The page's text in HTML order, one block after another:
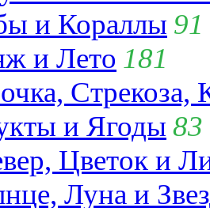
и Кораллы 91
и Лето 181
и Ягоды 83
Цветок и
Луна и